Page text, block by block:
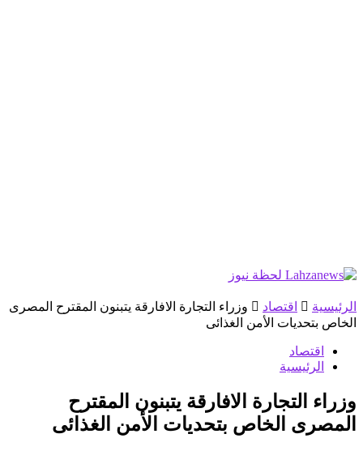
الرئيسية اقتصاد
وزراء التجارة الافارقة يتبنون المقترح المصرى
الخاص بتحديات الأمن الغذائى
اقتصاد
الرئيسية
وزراء التجارة الافارقة يتبنون المقترح
المصرى الخاص بتحديات الأمن الغذائى